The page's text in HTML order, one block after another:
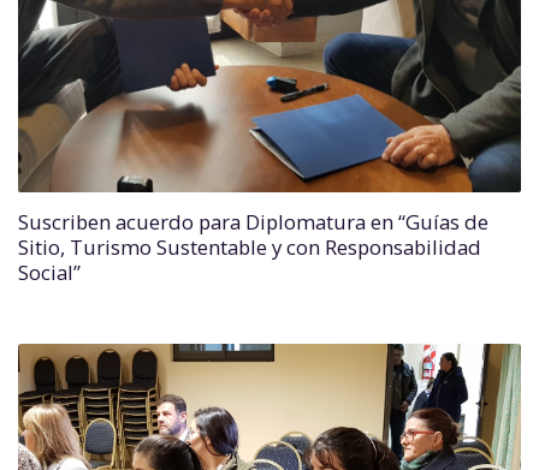
Suscriben acuerdo para Diplomatura en “Guías de
Sitio, Turismo Sustentable y con Responsabilidad
Social”